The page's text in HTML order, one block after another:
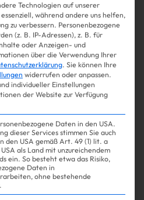
perfekten
Technologien auf unserer
während andere uns helfen,
zu verbessern. Personenbezogene
(z. B. IP-Adressen), z. B. für
oder Anzeigen- und
über die Verwendung Ihrer
. Sie können Ihre
widerrufen oder anpassen.
individueller Einstellungen
der Website zur Verfügung
Daten in den USA.
dieser Services stimmen Sie auch
den USA gemäß Art. 49 (1) lit. a
als Land mit unzureichendem
ein. So besteht etwa das Risiko,
Daten in
ohne bestehende